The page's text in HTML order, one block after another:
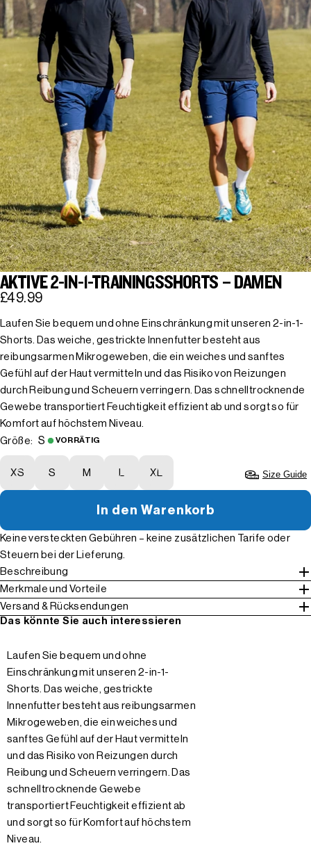
AKTIVE 2-IN-1-TRAININGSSHORTS – DAMEN
£49.99
Laufen Sie bequem und ohne Einschränkung mit unseren 2-in-1-
Shorts. Das weiche, gestrickte Innenfutter besteht aus
reibungsarmen Mikrogeweben, die ein weiches und sanftes
Gefühl auf der Haut vermitteln und das Risiko von Reizungen
durch Reibung und Scheuern verringern. Das schnelltrocknende
Gewebe transportiert Feuchtigkeit effizient ab und sorgt so für
Komfort auf höchstem Niveau.
Größe:
S VORRÄTIG
XS S M L XL Size Guide
In den Warenkorb
Keine versteckten Gebühren – keine zusätzlichen Tarife oder
Steuern bei der Lieferung.
Beschreibung
Merkmale und Vorteile
Versand & Rücksendungen
Das könnte Sie auch interessieren
Laufen Sie bequem und ohne
Einschränkung mit unseren 2-in-1-
Shorts. Das weiche, gestrickte
Innenfutter besteht aus reibungsarmen
Mikrogeweben, die ein weiches und
sanftes Gefühl auf der Haut vermitteln
und das Risiko von Reizungen durch
Reibung und Scheuern verringern. Das
schnelltrocknende Gewebe
transportiert Feuchtigkeit effizient ab
und sorgt so für Komfort auf höchstem
Niveau.